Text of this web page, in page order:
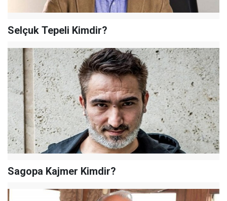
Selçuk Tepeli Kimdir?
Sagopa Kajmer Kimdir?